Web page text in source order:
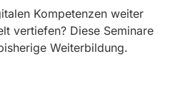
Kompetenzen weiter
vertiefen? Diese Seminare
Weiterbildung.